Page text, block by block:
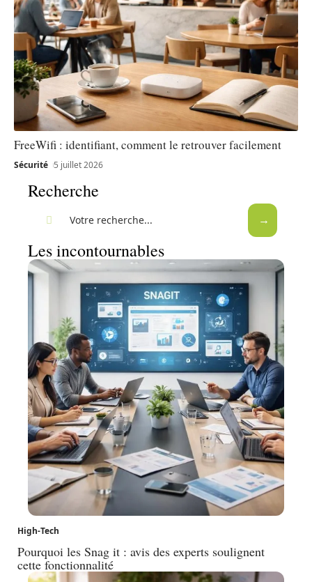
FreeWifi : identifiant, comment le retrouver facilement
Sécurité 5 juillet 2026
Recherche
Les incontournables
High-Tech
Pourquoi les Snag it : avis des experts soulignent
cette fonctionnalité